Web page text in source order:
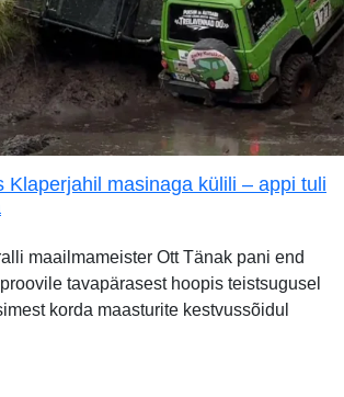
Klaperjahil masinaga külili – appi tuli
maailmameister Ott Tänak pani end
tavapärasest hoopis teistsugusel
korda maasturite kestvussõidul